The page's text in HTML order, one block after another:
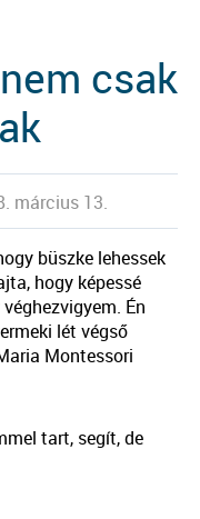
csak
március 13.
büszke lehessek
hogy képessé
Én
lét végső
Montessori
tart, segít, de